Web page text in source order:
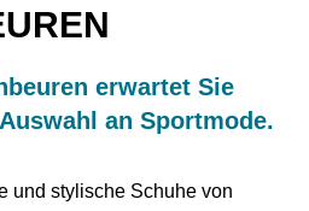
erwartet Sie
an Sportmode.
und stylische Schuhe von